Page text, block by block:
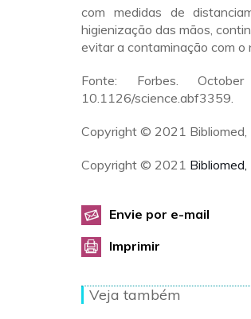
com medidas de
higienização das mãos,
evitar a contaminação com o
Fonte: Forbes.
10.1126/science.abf3359.
Copyright © 2021 Bibliomed,
Copyright © 2021 Bibliomed,
Envie por e-mail
Imprimir
Veja também